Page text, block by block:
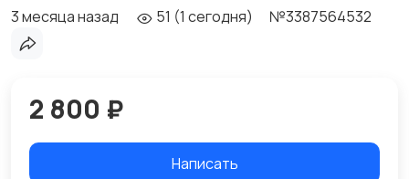
3 месяца назад 51 (1 сегодня) №3387564532
2 800 ₽
Написать